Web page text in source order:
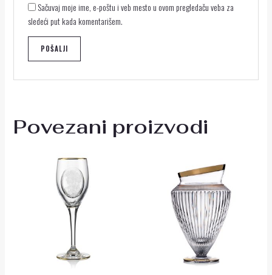
Sačuvaj moje ime, e-poštu i veb mesto u ovom pregledaču veba za
sledeći put kada komentarišem.
Povezani proizvodi